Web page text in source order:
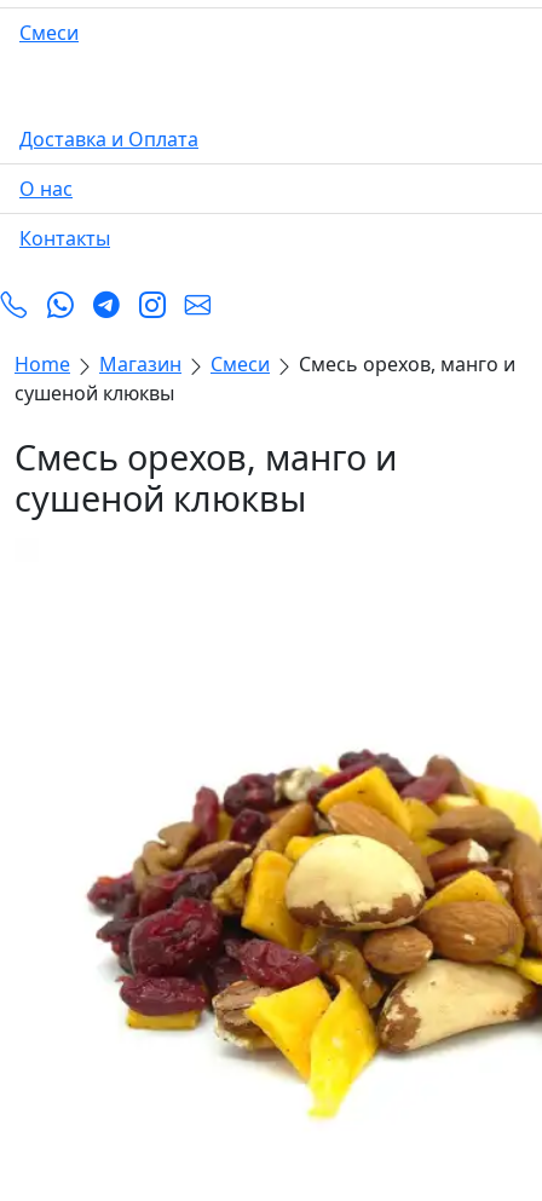
Смеси
Доставка и Оплата
О нас
Контакты
Home Магазин Смеси
Смесь орехов, манго и
сушеной клюквы
Смесь орехов, манго и
сушеной клюквы